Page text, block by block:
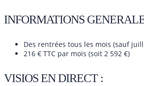
INFORMATIONS
Des rentrées tous les mois (sauf
216 € TTC par mois (soit 2 592 €)
VISIOS EN DIRECT :